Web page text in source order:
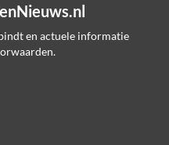
en actuele informatie